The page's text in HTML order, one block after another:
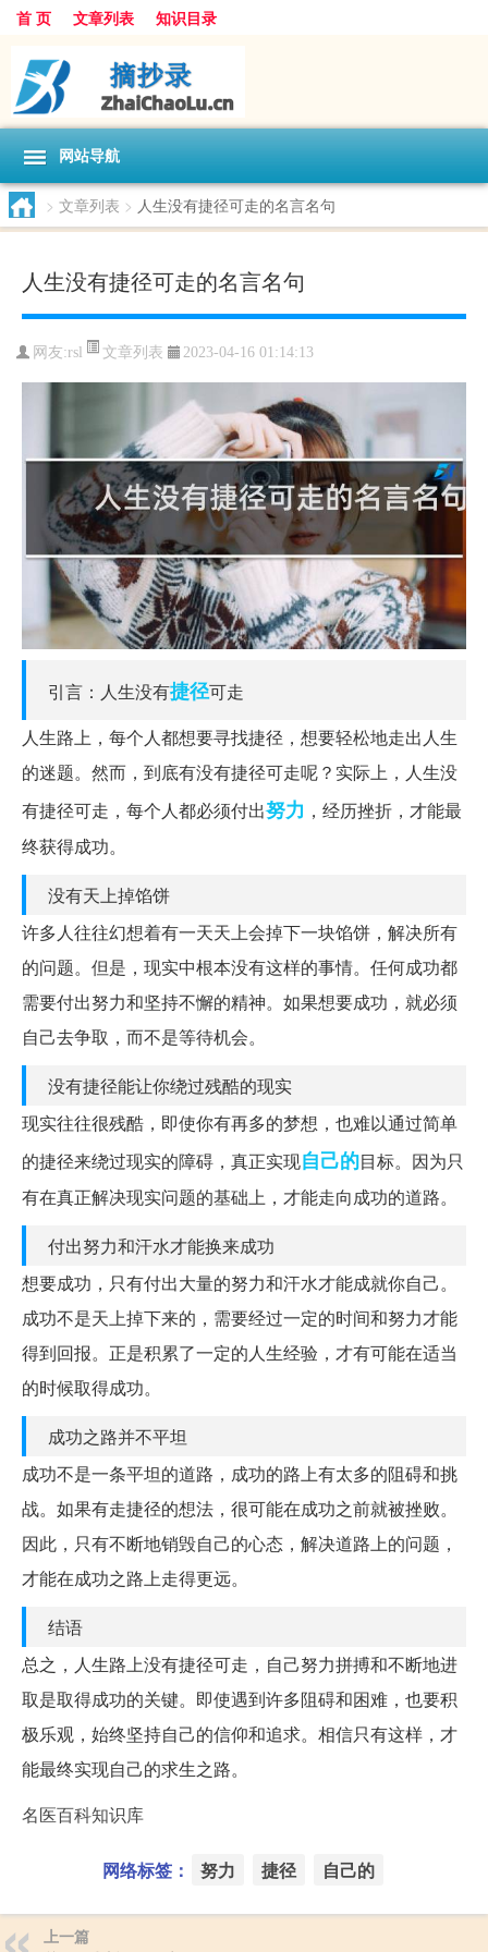
首 页 文章列表 知识目录
网站导航
> 文章列表 > 人生没有捷径可走的名言名句
人生没有捷径可走的名言名句
网友:rsl 文章列表 2023-04-16 01:14:13
引言：人生没有捷径可走
人生路上，每个人都想要寻找捷径，想要轻松地走出人生
的迷题。然而，到底有没有捷径可走呢？实际上，人生没
有捷径可走，每个人都必须付出努力 ，经历挫折，才能最
终获得成功。
没有天上掉馅饼
许多人往往幻想着有一天天上会掉下一块馅饼，解决所有
的问题。但是，现实中根本没有这样的事情。任何成功都
需要付出努力和坚持不懈的精神。如果想要成功，就必须
自己去争取，而不是等待机会。
没有捷径能让你绕过残酷的现实
现实往往很残酷，即使你有再多的梦想，也难以通过简单
的捷径来绕过现实的障碍，真正实现自己的目标。因为只
有在真正解决现实问题的基础上，才能走向成功的道路。
付出努力和汗水才能换来成功
想要成功，只有付出大量的努力和汗水才能成就你自己。
成功不是天上掉下来的，需要经过一定的时间和努力才能
得到回报。正是积累了一定的人生经验，才有可能在适当
的时候取得成功。
成功之路并不平坦
成功不是一条平坦的道路，成功的路上有太多的阻碍和挑
战。如果有走捷径的想法，很可能在成功之前就被挫败。
因此，只有不断地销毁自己的心态，解决道路上的问题，
才能在成功之路上走得更远。
结语
总之，人生路上没有捷径可走，自己努力拼搏和不断地进
取是取得成功的关键。即使遇到许多阻碍和困难，也要积
极乐观，始终坚持自己的信仰和追求。相信只有这样，才
能最终实现自己的求生之路。
名医百科知识库
网络标签： 努力 捷径 自己的
上一篇